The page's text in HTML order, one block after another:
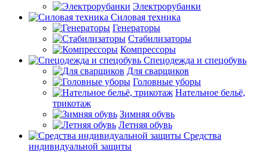
Электрорубанки
Силовая техника
Генераторы
Стабилизаторы
Компрессоры
Спецодежда и спецобувь
Для сварщиков
Головные уборы
Нательное бельё,
трикотаж
Зимняя обувь
Летняя обувь
Средства
индивидуальной защиты